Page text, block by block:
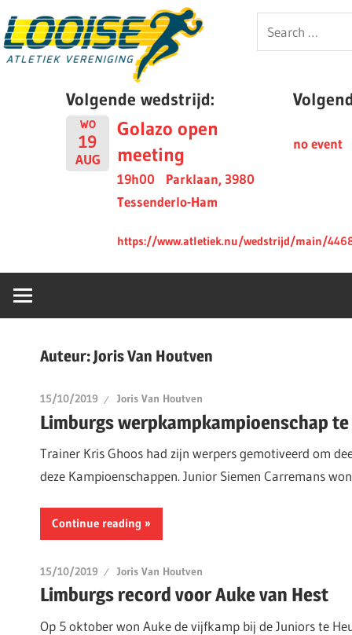
to
content
Looise
Search
for:
Volgende wedstrijd:
WO
19
AUG
Golazo open
meeting
19h00
Parklaan, 3980
Tessenderlo-Ham
https://www.atletiek.nu/wedstrijd/main/
no event
Auteur: Joris Van Houtven
15/10/2019 Joris Van Houtven
Limburgs werpkampkampioenschap te
Trainer Kris Ghoos had zijn werpers gemotiveerd om
deze Kampioenschappen. Junior Siemen Carremans
Continue reading
15/10/2019 Joris Van Houtven
Limburgs record voor Auke van Hest
Op 5 oktober won Auke de vijfkamp bij de Juniors te